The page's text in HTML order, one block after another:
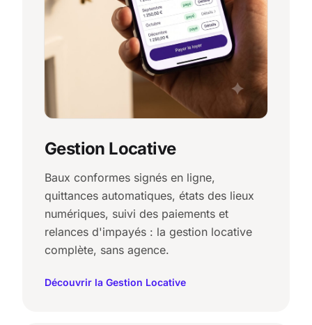
Gestion Locative
Baux conformes signés en ligne,
quittances automatiques, états des lieux
numériques, suivi des paiements et
relances d'impayés : la gestion locative
complète, sans agence.
Découvrir la Gestion Locative